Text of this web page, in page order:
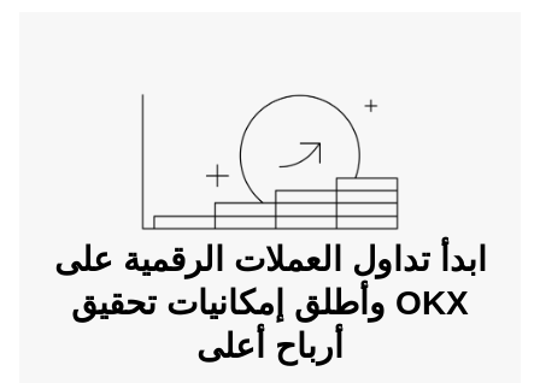
ابدأ تداول العملات الرقمية على
OKX وأطلق إمكانيات تحقيق
أرباح أعلى